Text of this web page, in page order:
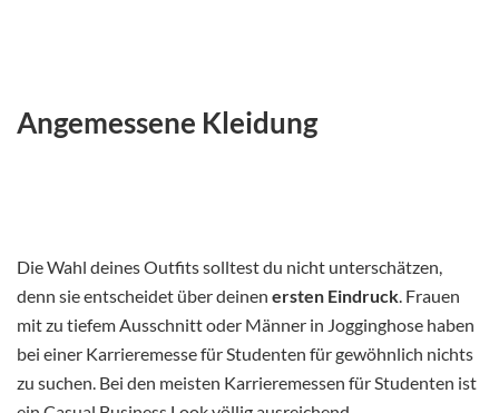
Angemessene Kleidung
Die Wahl deines Outfits solltest du nicht unterschätzen,
denn sie entscheidet über deinen ersten Eindruck . Frauen
mit zu tiefem Ausschnitt oder Männer in Jogginghose haben
bei einer Karrieremesse für Studenten für gewöhnlich nichts
zu suchen. Bei den meisten Karrieremessen für Studenten ist